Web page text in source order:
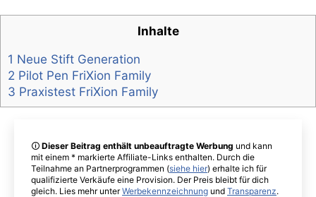
Inhalte
1 Neue Stift Generation
2 Pilot Pen FriXion Family
3 Praxistest FriXion Family
🛈 Dieser Beitrag enthält unbeauftragte Werbung und kann
mit einem * markierte Affiliate-Links enthalten. Durch die
Teilnahme an Partnerprogrammen (siehe hier) erhalte ich für
qualifizierte Verkäufe eine Provision. Der Preis bleibt für dich
gleich. Lies mehr unterWerbekennzeichnung und Transparenz.